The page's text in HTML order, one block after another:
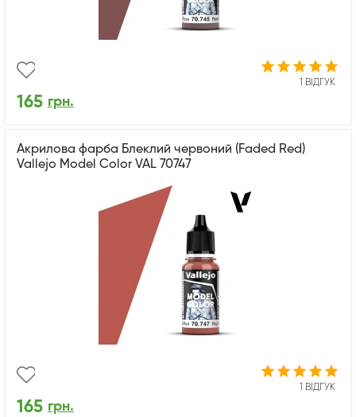
1 ВІДГУК
165 грн.
Акрилова фарба Блеклий червоний (Faded Red)
Vallejo Model Color VAL 70747
1 ВІДГУК
165 грн.